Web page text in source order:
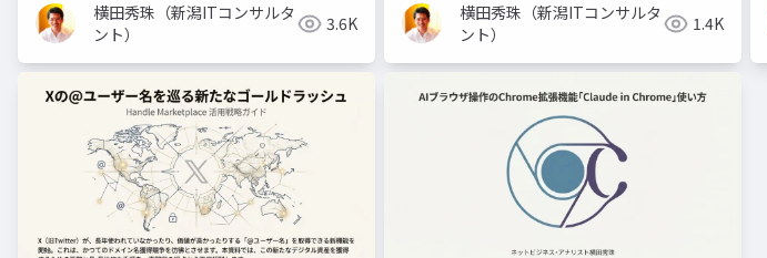
横田秀珠（新潟ITコンサルタ
ント）
3.6K
横田秀珠（新潟ITコンサルタ
ント）
1.4K